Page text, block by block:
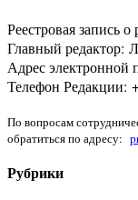
Реестровая
Главный редактор:
Адрес электронной
Телефон Редакции:
По вопросам
обратиться по адресу:
Рубрики